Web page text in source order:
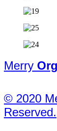
Merry
© 2020
Reserved.